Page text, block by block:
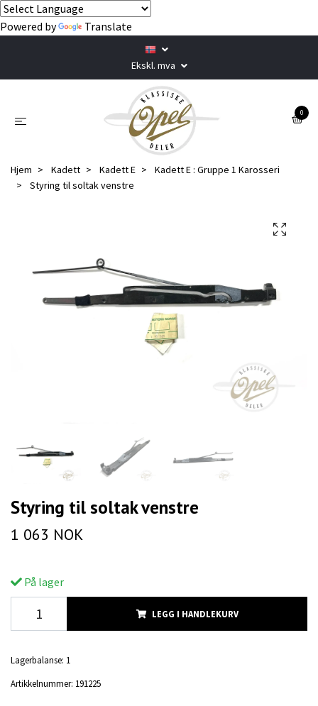
Powered by Translate
Ekskl. mva
0
Hjem Kadett Kadett E
Kadett E : Gruppe 1 Karosseri
Styring til soltak venstre
Styring til soltak venstre
1 063 NOK
På lager
LEGG I HANDLEKURV
Lagerbalanse: 1
Artikkelnummer: 191225